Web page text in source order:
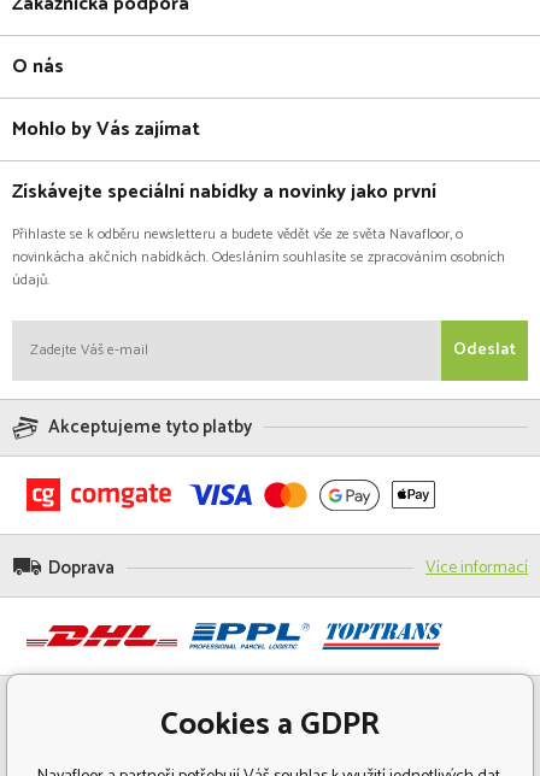
O nás
Mohlo by Vás zajímat
Získávejte speciální nabídky a novinky jako první
Přihlaste se k odběru newsletteru a budete vědět vše ze světa Navafloor, o
novinkácha akčních nabídkách. Odesláním souhlasíte se zpracováním osobních
údajů.
Odeslat
Akceptujeme tyto platby
Doprava Více informací
Cookies a GDPR